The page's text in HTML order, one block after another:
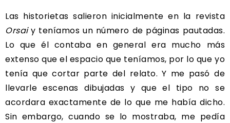
Las historietas salieron inicialmente en la revista
Orsaiy teníamos un número de páginas pautadas.
Lo que él contaba en general era mucho más
extenso que el espacio que teníamos, por lo que yo
tenía que cortar parte del relato. Y me pasó de
llevarle escenas dibujadas y que el tipo no se
acordara exactamente de lo que me había dicho.
Sin embargo, cuando se lo mostraba, me pedía